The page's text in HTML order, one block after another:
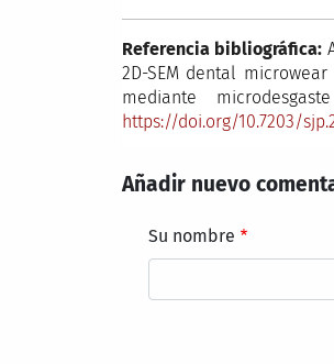
Referencia bibliográfica:
2D-SEM dental
mediante
https://doi.org/10.7203/
Añadir nuevo
Su nombre